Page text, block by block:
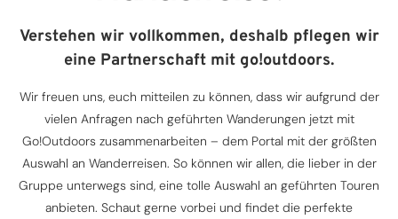
Verstehen wir vollkommen, deshalb pflegen wir
eine Partnerschaft mit go!outdoors.
Wir freuen uns, euch mitteilen zu können, dass wir aufgrund der
vielen Anfragen nach geführten Wanderungen jetzt mit
Go!Outdoors zusammenarbeiten – dem Portal mit der größten
Auswahl an Wanderreisen. So können wir allen, die lieber in der
Gruppe unterwegs sind, eine tolle Auswahl an geführten Touren
anbieten. Schaut gerne vorbei und findet die perfekte